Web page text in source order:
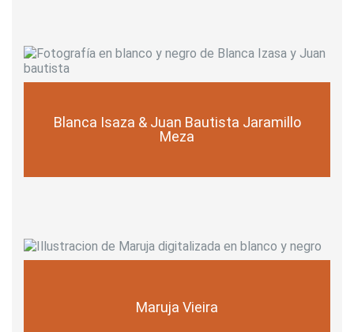
Blanca Isaza & Juan Bautista Jaramillo
Meza
Maruja Vieira